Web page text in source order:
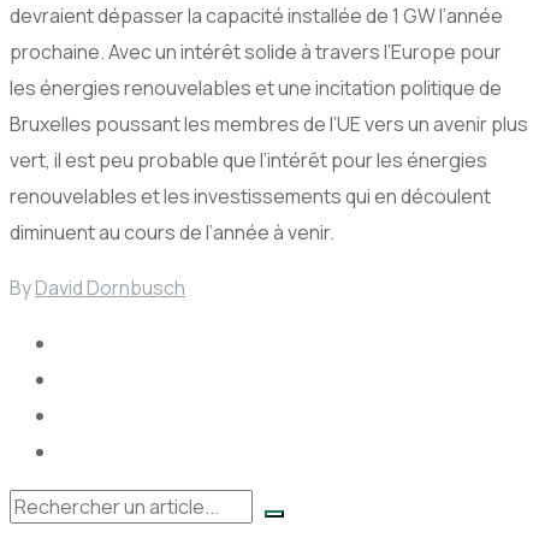
devraient dépasser la capacité installée de 1 GW l’année
prochaine. Avec un intérêt solide à travers l’Europe pour
les énergies renouvelables et une incitation politique de
Bruxelles poussant les membres de l’UE vers un avenir plus
vert, il est peu probable que l’intérêt pour les énergies
renouvelables et les investissements qui en découlent
diminuent au cours de l’année à venir.
ByDavid Dornbusch
Rechercher